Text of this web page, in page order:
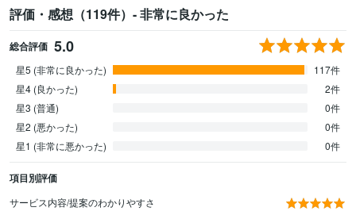
評価・感想（119件）- 非常に良かった
総合評価 5.0
星5 (非常に良かった)
117件
星4 (良かった)
2件
星3 (普通)
0件
星2 (悪かった)
0件
星1 (非常に悪かった)
0件
項目別評価
サービス内容/提案のわかりやすさ